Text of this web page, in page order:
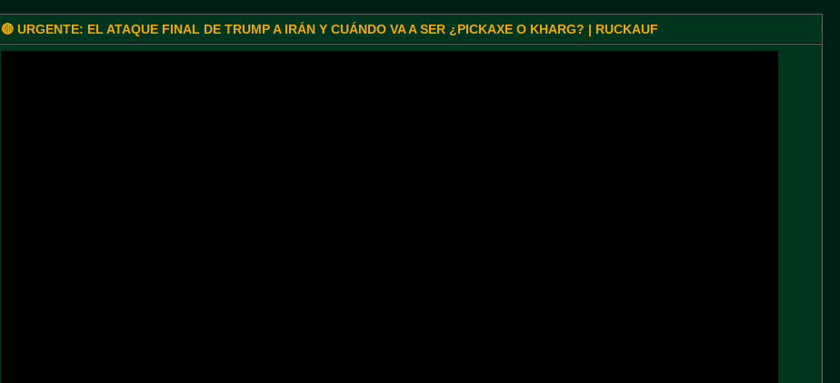
🔴 URGENTE: EL ATAQUE FINAL DE TRUMP A IRÁN Y CUÁNDO VA A SER ¿PICKAXE O KHARG? | RUCKAUF